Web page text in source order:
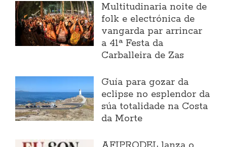
Multitudinaria noite de
folk e electrónica de
vangarda par arrincar
a 41ª Festa da
Carballeira de Zas
Guía para gozar da
eclipse no esplendor da
súa totalidade na Costa
da Morte